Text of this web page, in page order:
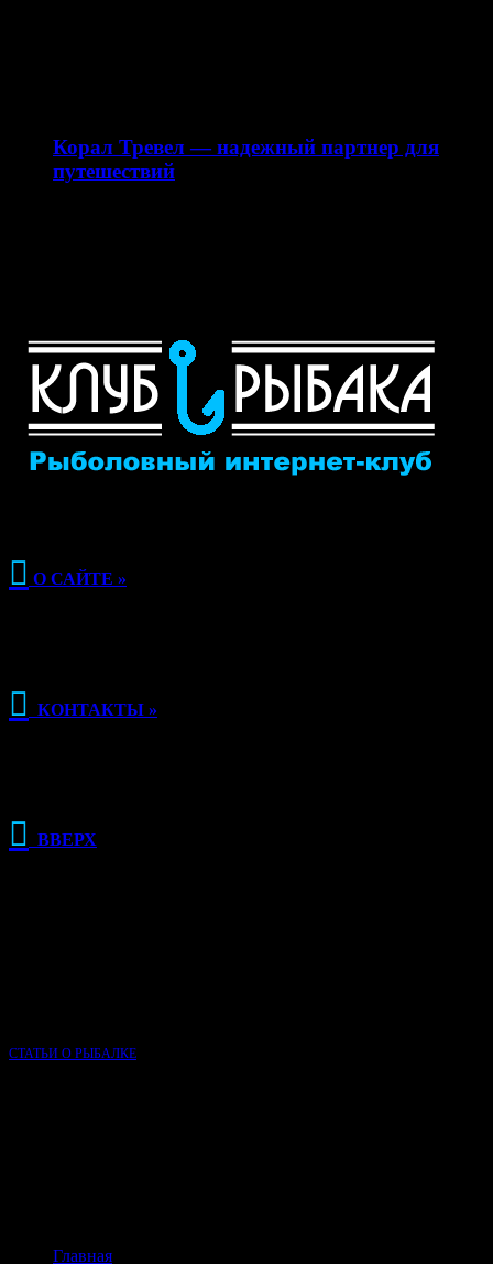
Корал Тревел — надежный партнер для
путешествий
 О САЙТЕ »
 КОНТАКТЫ »
 ВВЕРХ
СТАТЬИ О РЫБАЛКЕ
Главная